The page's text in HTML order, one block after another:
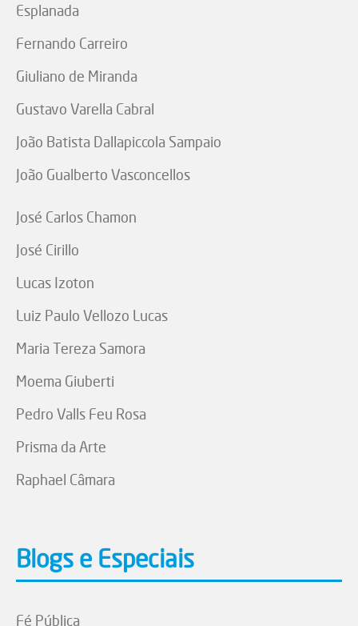
Esplanada
Fernando Carreiro
Giuliano de Miranda
Gustavo Varella Cabral
João Batista Dallapiccola Sampaio
João Gualberto Vasconcellos
José Carlos Chamon
José Cirillo
Lucas Izoton
Luiz Paulo Vellozo Lucas
Maria Tereza Samora
Moema Giuberti
Pedro Valls Feu Rosa
Prisma da Arte
Raphael Câmara
Blogs e Especiais
Fé Pública